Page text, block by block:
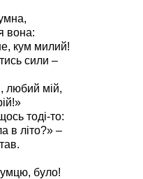
вона:
кум милий!
сили –
любий мій,
тоді-то:
в літо?» –
було!